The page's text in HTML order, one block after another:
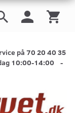
på 70 20 40 35
10:00-14:00 -